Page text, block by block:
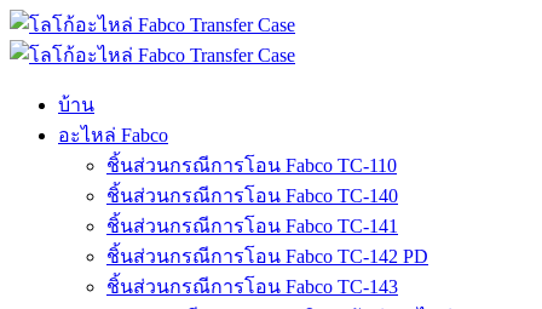
ข้าม
ไป
เนื้อหาบ้าน
อะไหล่ Fabco
ชิ้นส่วนกรณีการโอน Fabco TC-110
ชิ้นส่วนกรณีการโอน Fabco TC-140
ชิ้นส่วนกรณีการโอน Fabco TC-141
ชิ้นส่วนกรณีการโอน Fabco TC-142 PD
ชิ้นส่วนกรณีการโอน Fabco TC-143